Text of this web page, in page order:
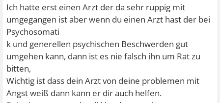
Ich hatte erst einen Arzt der da sehr ruppig mit
umgegangen ist aber wenn du einen Arzt hast der bei
Psychosomati
k und generellen psychischen Beschwerden gut
umgehen kann, dann ist es nie falsch ihn um Rat zu
bitten,
Wichtig ist dass dein Arzt von deine problemen mit
Angst weiß dann kann er dir auch helfen.